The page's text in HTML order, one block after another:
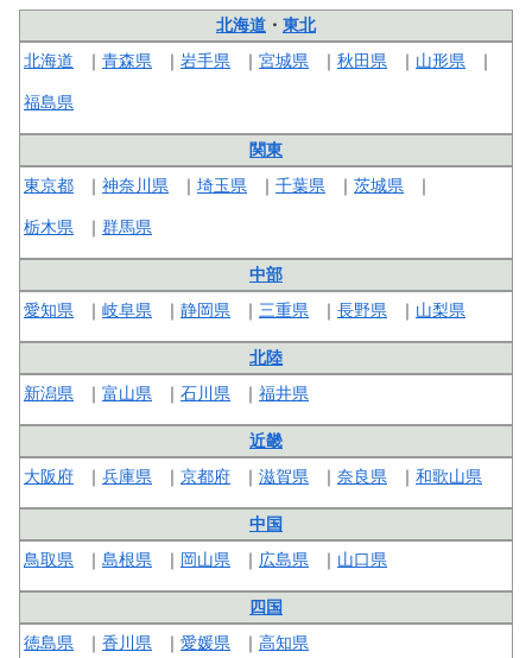
北海道 ・ 東北
北海道
青森県 岩手県 宮城県 秋田県 山形県
福島県
関東
東京都
神奈川県 埼玉県 千葉県 茨城県
栃木県 群馬県
中部
愛知県
岐阜県 静岡県 三重県 長野県 山梨県
北陸
新潟県
富山県 石川県 福井県
近畿
大阪府
兵庫県 京都府 滋賀県 奈良県 和歌山県
中国
鳥取県
島根県 岡山県 広島県 山口県
四国
徳島県
香川県 愛媛県 高知県